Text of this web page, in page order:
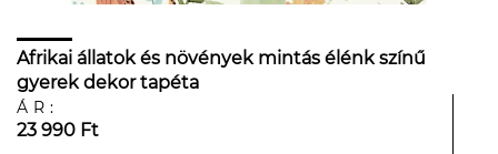
Afrikai állatok és növények mintás élénk színű
gyerek dekor tapéta
ÁR:
23 990 Ft